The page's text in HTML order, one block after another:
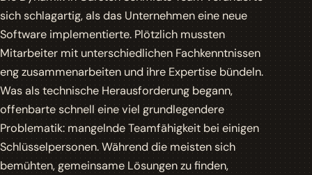
sich schlagartig, als das Unternehmen eine neue
Software implementierte. Plötzlich mussten
Mitarbeiter mit unterschiedlichen Fachkenntnissen
eng zusammenarbeiten und ihre Expertise bündeln.
Was als technische Herausforderung begann,
offenbarte schnell eine viel grundlegendere
Problematik: mangelnde Teamfähigkeit bei einigen
Schlüsselpersonen. Während die meisten sich
bemühten, gemeinsame Lösungen zu finden,